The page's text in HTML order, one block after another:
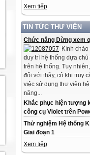
Xem tiếp
TIN TỨC THƯ VIỆN
Chức năng Dừng xem
Kính
duy trì hệ thống dựa
trên hệ thống. Tuy
đối với thầy, cô khi truy
việc sử dụng thư viện
năng...
Khắc phục hiện tượng
công cụ Violet trên
Thử nghiệm Hệ thống
Giai đoạn 1
Xem tiếp